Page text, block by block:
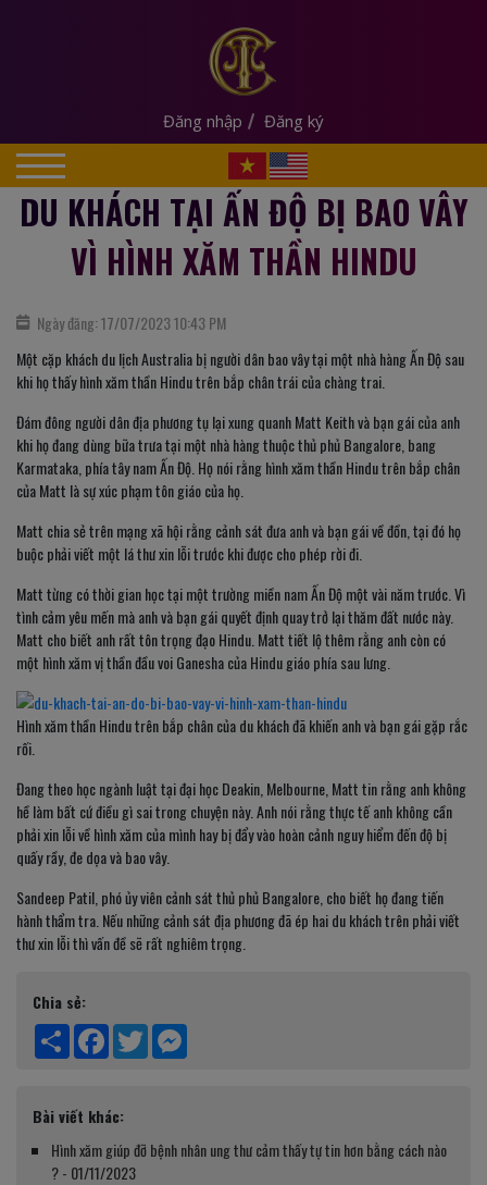
Đăng nhập Đăng ký
DU KHÁCH TẠI ẤN ĐỘ BỊ BAO VÂY
VÌ HÌNH XĂM THẦN HINDU
Ngày đăng: 17/07/2023 10:43 PM
Một cặp khách du lịch Australia bị người dân bao vây tại một nhà hàng Ấn Độ sau
khi họ thấy hình xăm thần Hindu trên bắp chân trái của chàng trai.
Đám đông người dân địa phương tụ lại xung quanh Matt Keith và bạn gái của anh
khi họ đang dùng bữa trưa tại một nhà hàng thuộc thủ phủ Bangalore, bang
Karmataka, phía tây nam Ấn Độ. Họ nói rằng hình xăm thần Hindu trên bắp chân
của Matt là sự xúc phạm tôn giáo của họ.
Matt chia sẻ trên mạng xã hội rằng cảnh sát đưa anh và bạn gái về đồn, tại đó họ
buộc phải viết một lá thư xin lỗi trước khi được cho phép rời đi.
Matt từng có thời gian học tại một trường miền nam Ấn Độ một vài năm trước. Vì
tình cảm yêu mến mà anh và bạn gái quyết định quay trở lại thăm đất nước này.
Matt cho biết anh rất tôn trọng đạo Hindu. Matt tiết lộ thêm rằng anh còn có
một hình xăm vị thần đầu voi Ganesha của Hindu giáo phía sau lưng.
Hình xăm thần Hindu trên bắp chân của du khách đã khiến anh và bạn gái gặp rắc
rối.
Đang theo học ngành luật tại đại học Deakin, Melbourne, Matt tin rằng anh không
hề làm bất cứ điều gì sai trong chuyện này. Anh nói rằng thực tế anh không cần
phải xin lỗi về hình xăm của mình hay bị đẩy vào hoàn cảnh nguy hiểm đến độ bị
quấy rầy, đe dọa và bao vây.
Sandeep Patil, phó ủy viên cảnh sát thủ phủ Bangalore, cho biết họ đang tiến
hành thẩm tra. Nếu những cảnh sát địa phương đã ép hai du khách trên phải viết
thư xin lỗi thì vấn đề sẽ rất nghiêm trọng.
Chia sẻ:
Share FacebookTwitter
Bài viết khác:
Hình xăm giúp đỡ bệnh nhân ung thư cảm thấy tự tin hơn bằng cách nào
? - 01/11/2023